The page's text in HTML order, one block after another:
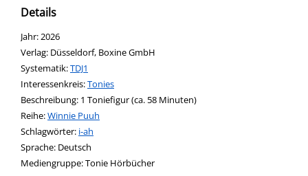
Details
Suche nach diesem Verfasser
Jahr:2026
Verlag: Düsseldorf, Boxine GmbH
opens in new tab
Diesen Link in neuem Tab öffnen
Systematik:Suche nach dieser Systematik
TDJ1
Interessenkreis:Suche nach diesem Interessenskreis
Tonies
Beschreibung: 1 Toniefigur (ca. 58 Minuten)
Reihe:Winnie Puuh
Schlagwörter: i-ah
Suche nach dieser Beteiligten Person
Sprache: Deutsch
Mediengruppe:Tonie Hörbücher